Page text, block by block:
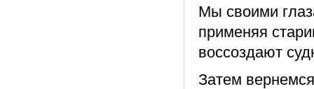
Мы своими
применяя
воссоздают
Затем